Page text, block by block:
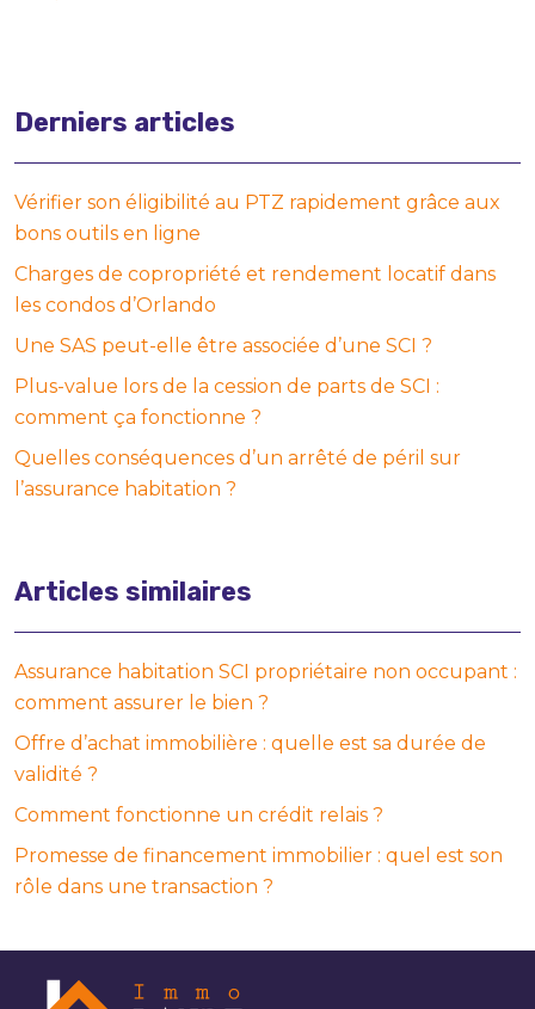
Derniers articles
Vérifier son éligibilité au PTZ rapidement grâce aux
bons outils en ligne
Charges de copropriété et rendement locatif dans
les condos d’Orlando
Une SAS peut-elle être associée d’une SCI ?
Plus-value lors de la cession de parts de SCI :
comment ça fonctionne ?
Quelles conséquences d’un arrêté de péril sur
l’assurance habitation ?
Articles similaires
Assurance habitation SCI propriétaire non occupant :
comment assurer le bien ?
Offre d’achat immobilière : quelle est sa durée de
validité ?
Comment fonctionne un crédit relais ?
Promesse de financement immobilier : quel est son
rôle dans une transaction ?